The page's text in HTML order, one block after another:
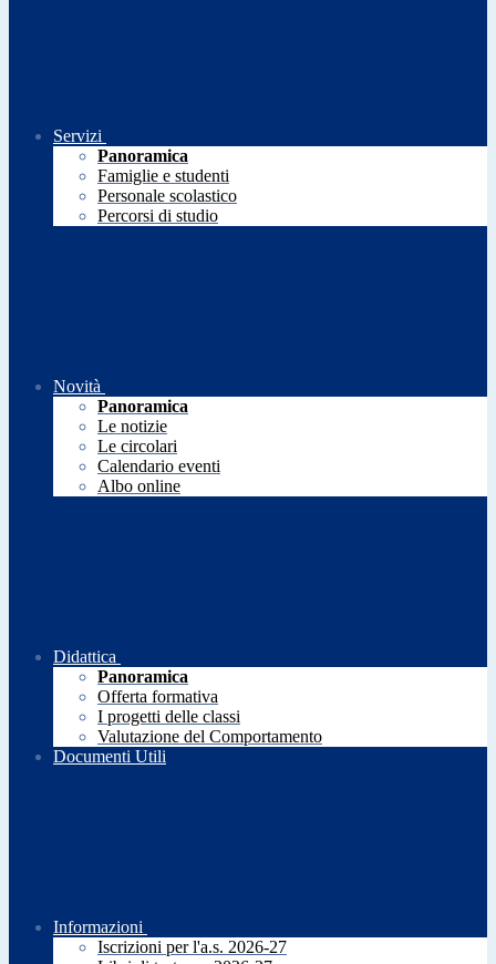
Servizi
Panoramica
Famiglie e studenti
Personale scolastico
Percorsi di studio
Novità
Panoramica
Le notizie
Le circolari
Calendario eventi
Albo online
Didattica
Panoramica
Offerta formativa
I progetti delle classi
Valutazione del Comportamento
Documenti Utili
Informazioni
Iscrizioni per l'a.s. 2026-27